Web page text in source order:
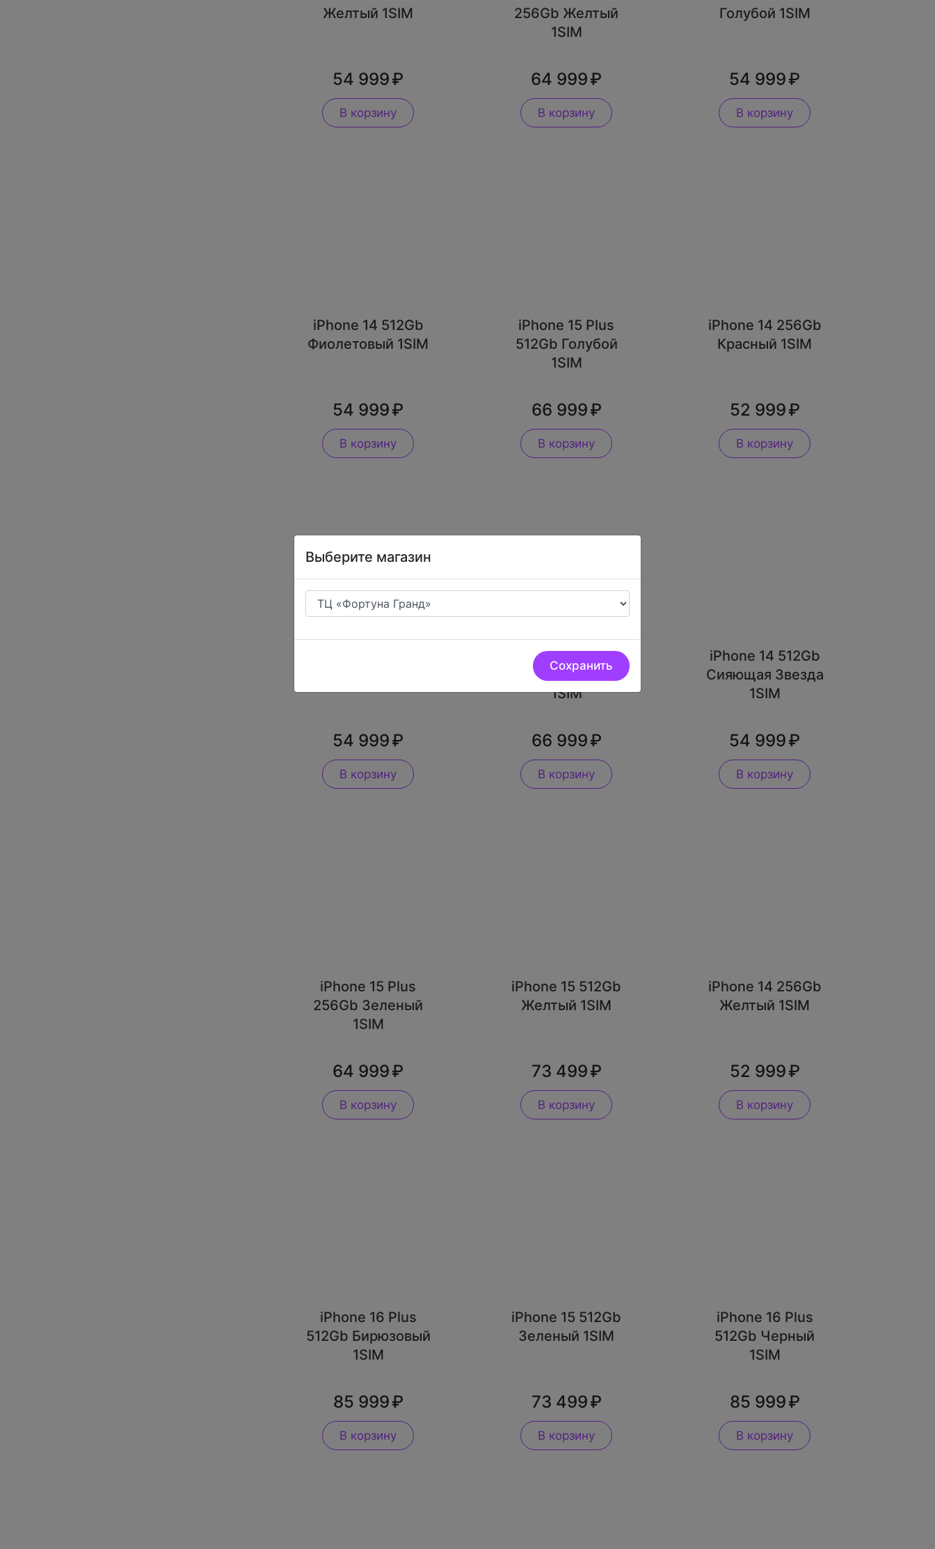
Выберите магазин
Сохранить
Желтый 1SIM
54 999
В корзину
256Gb Желтый
1SIM
64 999
В корзину
Голубой 1SIM
54 999
В корзину
iPhone 14 512Gb
Фиолетовый 1SIM
54 999
В корзину
iPhone 15 Plus
512Gb Голубой
1SIM
66 999
В корзину
iPhone 14 256Gb
Красный 1SIM
52 999
В корзину
54 999
В корзину
iPhone 15 Plus
512Gb Розовый
1SIM
66 999
В корзину
iPhone 14 512Gb
Сияющая Звезда
1SIM
54 999
В корзину
iPhone 15 Plus
256Gb Зеленый
1SIM
64 999
В корзину
iPhone 15 512Gb
Желтый 1SIM
73 499
В корзину
iPhone 14 256Gb
Желтый 1SIM
52 999
В корзину
iPhone 16 Plus
512Gb Бирюзовый
1SIM
85 999
В корзину
iPhone 15 512Gb
Зеленый 1SIM
73 499
В корзину
iPhone 16 Plus
512Gb Черный
1SIM
85 999
В корзину